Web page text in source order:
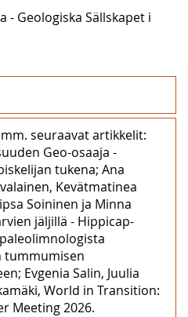
- Geologiska Sällskapet i
seuraavat artikkelit:
Geo-osaaja -
tukena; Ana
Kevätmatinea
Soininen ja Minna
jäljillä - Hippicap-
tummumisen
Evgenia Salin, Juulia
World in Transition:
Meeting 2026.